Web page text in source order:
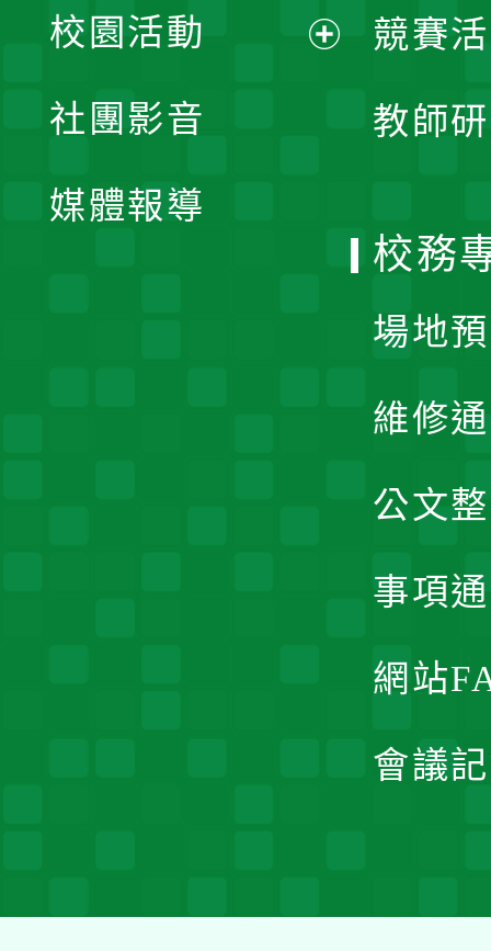
競賽
教師
開
校園活動
社團影音
媒體報導
校務
場地
維修
公文
事項
網站
會議